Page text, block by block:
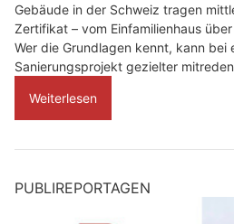
Gebäude in der Schweiz tragen
Zertifikat – vom Einfamilienhaus
Wer die Grundlagen kennt, kann bei
Sanierungsprojekt gezielter
Weiterlesen
PUBLIREPORTAGEN